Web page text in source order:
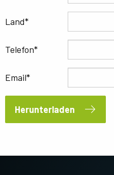
Land
Telefon
Email
Herunterladen